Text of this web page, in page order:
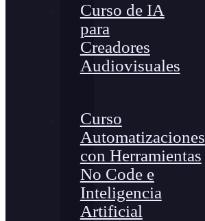
Curso de IA
para
Creadores
Audiovisuales
Curso
Automatizaciones
con Herramientas
No Code e
Inteligencia
Artificial